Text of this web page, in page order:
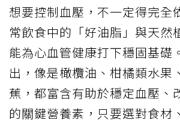
想要控制血壓，不一定得完全
常飲食中的「好油脂」與天然
能為心血管健康打下穩固基礎
出，像是橄欖油、柑橘類水果
蕉，都富含有助於穩定血壓、
的關鍵營養素，只要選對食材